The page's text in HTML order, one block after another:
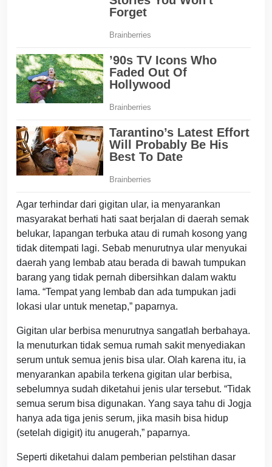
Agar terhindar dari gigitan ular, ia menyarankan
masyarakat berhati hati saat berjalan di daerah semak
belukar, lapangan terbuka atau di rumah kosong yang
tidak ditempati lagi. Sebab menurutnya ular menyukai
daerah yang lembab atau berada di bawah tumpukan
barang yang tidak pernah dibersihkan dalam waktu
lama. “Tempat yang lembab dan ada tumpukan jadi
lokasi ular untuk menetap,” paparnya.
Gigitan ular berbisa menurutnya sangatlah berbahaya.
Ia menuturkan tidak semua rumah sakit menyediakan
serum untuk semua jenis bisa ular. Olah karena itu, ia
menyarankan apabila terkena gigitan ular berbisa,
sebelumnya sudah diketahui jenis ular tersebut. “Tidak
semua serum bisa digunakan. Yang saya tahu di Jogja
hanya ada tiga jenis serum, jika masih bisa hidup
(setelah digigit) itu anugerah,” paparnya.
Seperti diketahui dalam pemberian pelstihan dasar